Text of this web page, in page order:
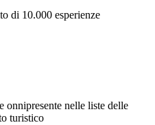
di 10.000 esperienze
onnipresente nelle liste delle
turistico